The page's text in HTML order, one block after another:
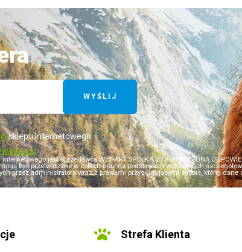
WYŚLIJ
sklepu internetowego.
jest Sprzedawca WET-ART SPÓŁKA Z OGRANICZONĄ
być przetwarzane w celach oraz na podstawach wskazanych
przez administratora wraz z prawami przysługującymi osobie, której
Strefa Klienta